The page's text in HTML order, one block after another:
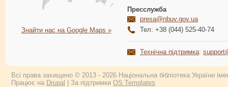
Знайти нас на Google Maps »
Пресслужба
presa@nbuv.gov.ua
Тел: +38 (044) 525-40-74
Технічна підтримка:
Всі права захищено © 2013 - 2026 Національна бібліотека України
Працює на Drupal | За підтримки OS Templates